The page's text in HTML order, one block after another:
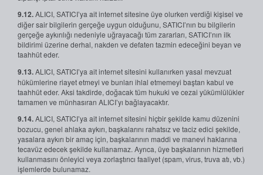
9.12.ALICI, SATICI’ya ait internet sitesine üye olurken verdiği kişisel ve
diğer sair bilgilerin gerçeğe uygun olduğunu, SATICI’nın bu bilgilerin
gerçeğe aykırılığı nedeniyle uğrayacağı tüm zararları, SATICI’nın ilk
bildirimi üzerine derhal, nakden ve defaten tazmin edeceğini beyan ve
taahhüt eder.
9.13.ALICI, SATICI’ya ait internet sitesini kullanırken yasal mevzuat
hükümlerine riayet etmeyi ve bunları ihlal etmemeyi baştan kabul ve
taahhüt eder. Aksi takdirde, doğacak tüm hukuki ve cezai yükümlülükler
tamamen ve münhasıran ALICI’yı bağlayacaktır.
9.14.ALICI, SATICI’ya ait internet sitesini hiçbir şekilde kamu düzenini
bozucu, genel ahlaka aykırı, başkalarını rahatsız ve taciz edici şekilde,
yasalara aykırı bir amaç için, başkalarının maddi ve manevi haklarına
tecavüz edecek şekilde kullanamaz. Ayrıca, üye başkalarının hizmetleri
kullanmasını önleyici veya zorlaştırıcı faaliyet (spam, virus, truva atı, vb.)
işlemlerde bulunamaz.